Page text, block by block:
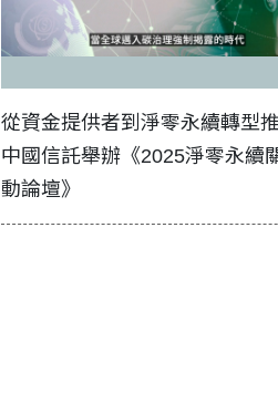
從資金提供者到淨零永續轉型推
中國信託舉辦《2025淨零永續
動論壇》